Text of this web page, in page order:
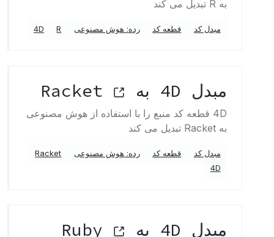
به R تبدیل می کند
مبدل کد قطعه کد رده: هوش مصنوعی R
4D
مبدل 4D به Racket
4D قطعه کد منبع را با استفاده از هوش مصنوعی
به Racket تبدیل می کند
مبدل کد قطعه کد رده: هوش مصنوعی
Racket
4D
مبدل 4D به Ruby